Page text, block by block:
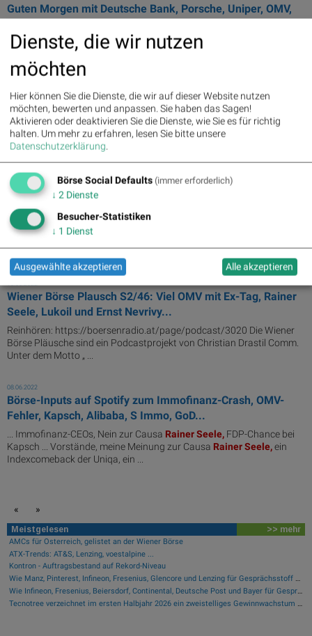
Guten Morgen mit Deutsche Bank, Porsche, Uniper, OMV,
... ein OMV - Der ehemalige VorstandschefRainer
Schadensersatzklage seines früheren ...
OMV-Sonderprüfung: Kein einklagbares Fehlverhalten von
Rainer Seele festgestellt
... des ehemaligen VorstandsvorsitzendenRainerSeele
deutsche ... von einer Schadenersatzklage gegen
abzusehen. Die Prüfergebnisse ...
11.06.2022
Infineon
... : Viel OMV mit Ex-Tag,
...
Wiener Börse Plausch S2/46: Viel OMV mit Ex-Tag, Rainer
Seele, Lukoil und Ernst Nevrivy...
Reinhören: https://boersenradio.at/page/podcast/3020 Die Wiener
Börse Pläusche sind ein Podcastprojekt von Christian Drastil Comm.
Unter dem Motto „ ...
08.06.2022
Börse-Inputs auf Spotify zum Immofinanz-Crash, OMV-
Fehler, Kapsch, Alibaba, S Immo, GoD...
... Immofinanz-CEOs, Nein zur Causa RainerSeele, FDP-Chance bei
Kapsch ... Vorstände, meine Meinung zur Causa RainerSeele,ein
Indexcomeback der Uniqa, ein ...
« »
Meistgelesen >> mehr
AMCs für Österreich, gelistet an der Wiener Börse
ATX-Trends: AT&S, Lenzing, voestalpine ...
Kontron - Auftragsbestand auf Rekord-Niveau
Wie Manz, Pinterest, Infineon, Fresenius, Glencore und Lenzing für Gesprächsstoff sorgten
Wie Infineon, Fresenius, Beiersdorf, Continental, Deutsche Post und Bayer für Gesprächsstoff im DAX sorgten
Dienste, die wir nutzen
möchten
Hier können Sie die Dienste, die wir auf dieser Website nutzen
möchten, bewerten und anpassen. Sie haben das Sagen!
Aktivieren oder deaktivieren Sie die Dienste, wie Sie es für richtig
halten. Um mehr zu erfahren, lesen Sie bitte unsere
Datenschutzerklärung.
Börse Social Defaults (immer erforderlich)
↓ 2 Dienste
Besucher-Statistiken
↓ 1 Dienst
Ausgewählte akzeptieren Alle akzeptieren